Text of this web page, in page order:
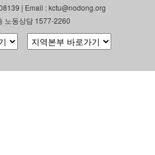
| Email : kctu@nodong.org
노동상담 1577-2260